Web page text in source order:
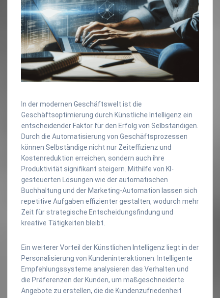
In der modernen Geschäftswelt ist die
Geschäftsoptimierung durch Künstliche Intelligenz ein
entscheidender Faktor für den Erfolg von Selbständigen.
Durch die Automatisierung von Geschäftsprozessen
können Selbständige nicht nur Zeiteffizienz und
Kostenreduktion erreichen, sondern auch ihre
Produktivität signifikant steigern. Mithilfe von KI-
gesteuerten Lösungen wie der automatischen
Buchhaltung und der Marketing-Automation lassen sich
repetitive Aufgaben effizienter gestalten, wodurch mehr
Zeit für strategische Entscheidungsfindung und
kreative Tätigkeiten bleibt.
Ein weiterer Vorteil der Künstlichen Intelligenz liegt in der
Personalisierung von Kundeninteraktionen. Intelligente
Empfehlungssysteme analysieren das Verhalten und
die Präferenzen der Kunden, um maßgeschneiderte
Angebote zu erstellen, die die Kundenzufriedenheit